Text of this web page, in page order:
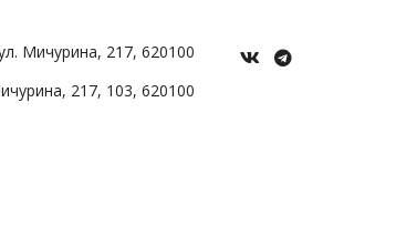
Мичурина, 217, 620100
217, 103, 620100